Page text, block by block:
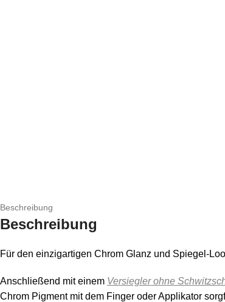
Beschreibung
Beschreibung
Für den einzigartigen Chrom Glanz und Spiegel-
Anschließend mit einem Versiegler ohne
Chrom Pigment mit dem Finger oder Applikator